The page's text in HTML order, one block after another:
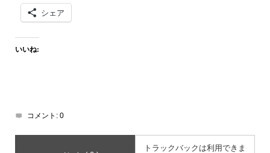
シェア
いいね:
コメント: 0
トラックバックは利用できま